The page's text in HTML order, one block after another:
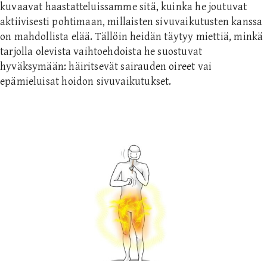
kuvaavat haastatteluissamme sitä, kuinka he joutuvat
aktiivisesti pohtimaan, millaisten sivuvaikutusten kanssa
on mahdollista elää. Tällöin heidän täytyy miettiä, minkä
tarjolla olevista vaihtoehdoista he suostuvat
hyväksymään: häiritsevät sairauden oireet vai
epämieluisat hoidon sivuvaikutukset.